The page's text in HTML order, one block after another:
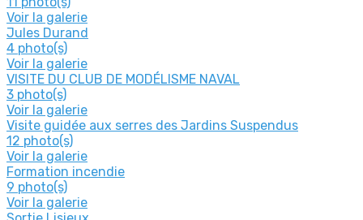
Voir la galerie
Jules Durand
4 photo(s)
Voir la galerie
VISITE DU CLUB DE MODÉLISME NAVAL
3 photo(s)
Voir la galerie
Visite guidée aux serres des Jardins Suspendus
12 photo(s)
Voir la galerie
Formation incendie
9 photo(s)
Voir la galerie